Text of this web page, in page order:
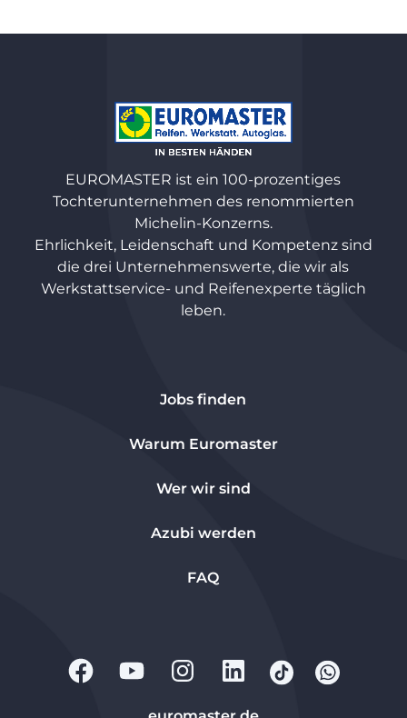
EUROMASTER ist ein 100-prozentiges
Tochterunternehmen des renommierten
Michelin-Konzerns.
Ehrlichkeit, Leidenschaft und Kompetenz sind
die drei Unternehmenswerte, die wir als
Werkstattservice- und Reifenexperte täglich
leben.
Jobs finden
Warum Euromaster
Wer wir sind
Azubi werden
FAQ